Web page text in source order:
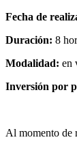
Fecha de
Duración: 8
Modalidad: en
Inversión por
Al momento de